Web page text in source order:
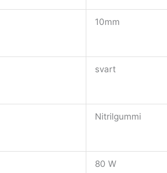
10mm
svart
Nitrilgummi
80 W